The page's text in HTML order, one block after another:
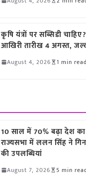
कृषि यंत्रों पर सब्सिडी
आखिरी तारीख 4 अगस्त,
August 4, 2026 1 min read
10 साल में 70% बढ़ा देश
राज्यसभा में ललन सिंह ने
की उपलब्धियां
August 7, 2026 5 min